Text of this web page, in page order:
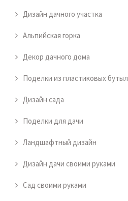
Дизайн дачного участка
Альпийская горка
Декор дачного дома
Поделки из пластиковых
Дизайн сада
Поделки для дачи
Ландшафтный дизайн
Дизайн дачи своими руками
Сад своими руками